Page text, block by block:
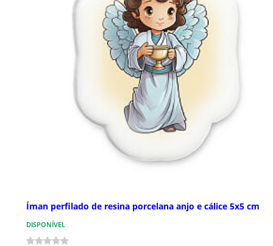
Íman perfilado de resina porcelana anjo e cálice 5x5 cm
DISPONÍVEL